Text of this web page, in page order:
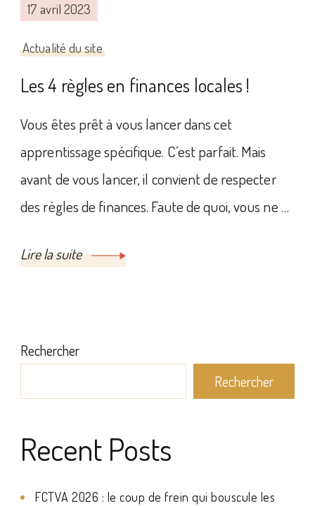
17 avril 2023
Actualité du site
Les 4 règles en finances locales !
Vous êtes prêt à vous lancer dans cet
apprentissage spécifique. C’est parfait. Mais
avant de vous lancer, il convient de respecter
des règles de finances. Faute de quoi, vous ne …
Lire la suite
Rechercher
Rechercher
Recent Posts
FCTVA 2026 : le coup de frein qui bouscule les